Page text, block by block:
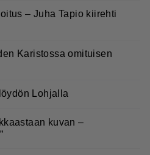
– Juha Tapio kiirehti
Karistossa omituisen
Lohjalla
kuvan –